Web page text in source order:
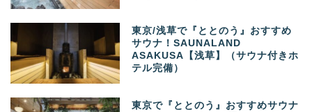
東京/浅草で『ととのう』おすすめ
サウナ！SAUNALAND
ASAKUSA【浅草】（サウナ付きホ
テル完備）
東京で『ととのう』おすすめサウナ